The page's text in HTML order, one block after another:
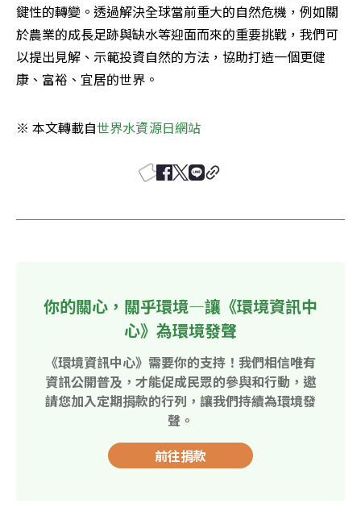
鍵性的轉變。透過解決全球當前重大的自然危機，例如關
於農業的成長足跡與缺水等迎面而來的重要挑戰，我們可
以提出見解、示範投資自然的方法，協助打造一個更健
康、富裕、宜居的世界。
※ 本文轉載自世界水資源日網站
你的關心，關乎環境—讓《環境資訊中
心》為環境發聲
《環境資訊中心》需要你的支持！我們相信唯有
資訊公開普及，才能促成民眾的參與和行動，邀
請您加入定期捐款的行列，讓我們持續為環境發
聲。
前往捐款